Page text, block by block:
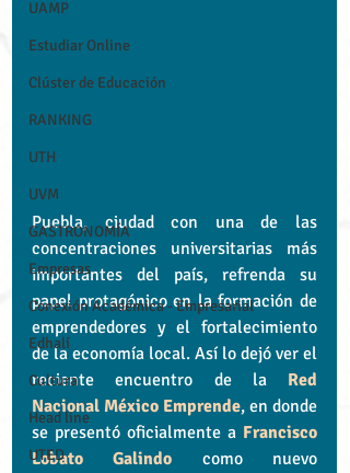
UAMP
Estudiar Online
Clúster de Educación
RANKING
UTH
UVM
GASTRONOMÍA
Empresas
Conexión Académica - Empresarial
Edhalí
Cultura
Head line
UTED
Puebla, ciudad con una de las
concentraciones universitarias más
importantes del país, refrenda su
papel protagónico en la formación de
emprendedores y el fortalecimiento
de la economía local. Así lo dejó ver el
reciente encuentro de la Red
Nacional México Emprende, en donde
se presentó oficialmente a Francisco
Lobato Galindo